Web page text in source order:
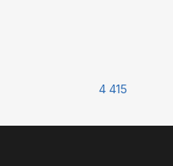
4 415